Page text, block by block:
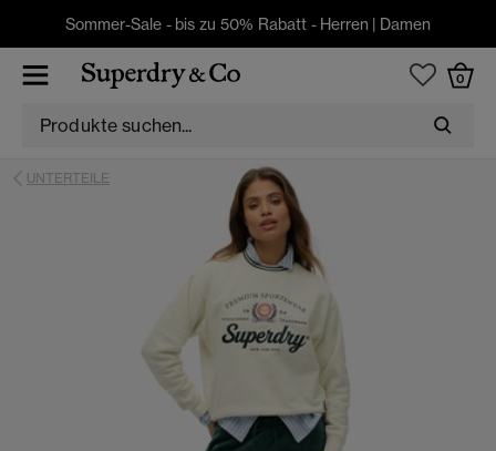
Sommer-Sale - bis zu 50% Rabatt - Herren | Damen
0
UNTERTEILE